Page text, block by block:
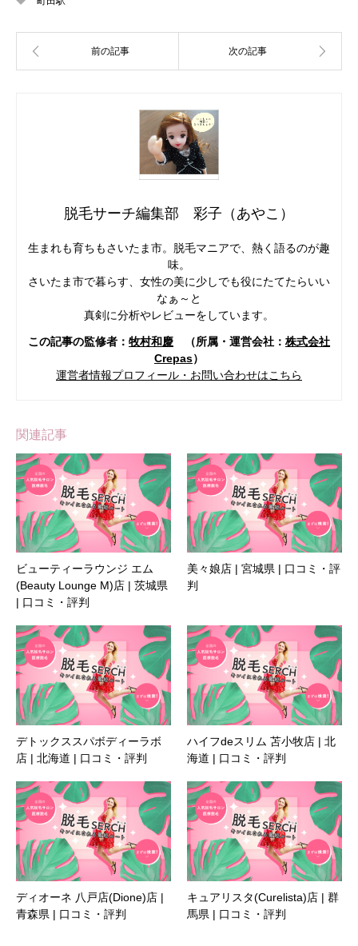
脱毛サーチ編集部 彩子（あやこ）
生まれも育ちもさいたま市。脱毛マニアで、熱く語るのが趣
味。
さいたま市で暮らす、女性の美に少しでも役にたてたらいい
なぁ～と
真剣に分析やレビューをしています。
この記事の監修者： 牧村和慶 （所属・運営会社： 株式会社
Crepas）
運営者情報プロフィール・お問い合わせはこちら
関連記事
ビューティーラウンジ エム
(Beauty Lounge M)店 | 茨城県
| 口コミ・評判
美々娘店 | 宮城県 | 口コミ・評
判
デトックススパボディーラボ
店 | 北海道 | 口コミ・評判
ハイフdeスリム 苫小牧店 | 北
海道 | 口コミ・評判
ディオーネ 八戸店(Dione)店 |
青森県 | 口コミ・評判
キュアリスタ(Curelista)店 | 群
馬県 | 口コミ・評判